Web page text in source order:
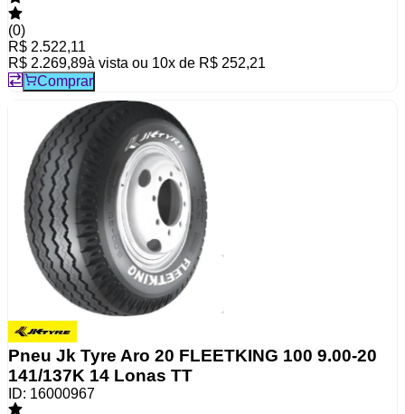
(0)
R$ 2.522,11
R$ 2.269,89à vista ou 10x de R$ 252,21
Comprar
Pneu Jk Tyre Aro 20 FLEETKING 100 9.00-20
141/137K 14 Lonas TT
ID: 16000967